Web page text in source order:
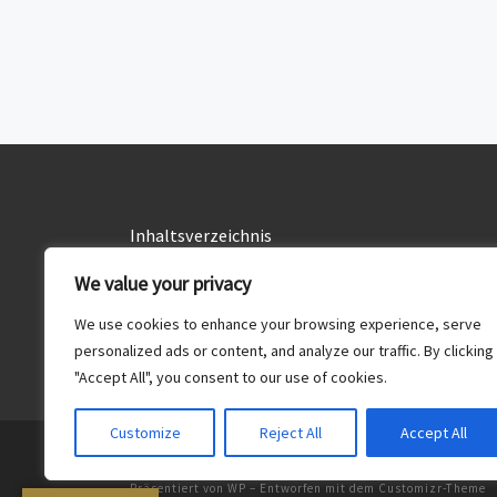
We value your privacy
We use cookies to enhance your browsing experience, serve
personalized ads or content, and analyze our traffic. By clicking
"Accept All", you consent to our use of cookies.
Customize Reject All Accept All
Inhaltsverzeichnis
Alle Rezepte
Essen
© 2026Food & Drinks– Alle Rechte vorbehalten
Präsentiert von WP – Entworfen mit dem Customizr-Theme